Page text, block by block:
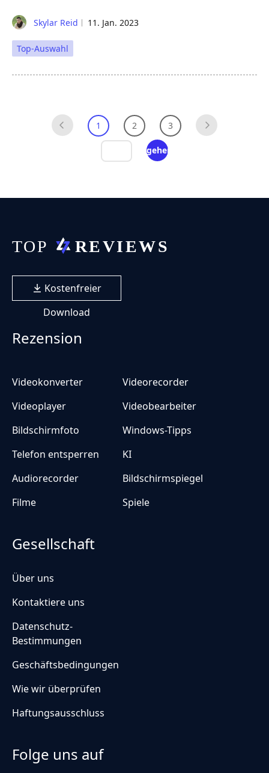
Skylar Reid 11. Jan. 2023
Top-Auswahl
1 2 3
gehen
Kostenfreier
Download
Rezension
Videokonverter
Videorecorder
Videoplayer
Videobearbeiter
Bildschirmfoto
Windows-Tipps
Telefon entsperren
KI
Audiorecorder
Bildschirmspiegel
Filme
Spiele
Gesellschaft
Über uns
Kontaktiere uns
Datenschutz-
Bestimmungen
Geschäftsbedingungen
Wie wir überprüfen
Haftungsausschluss
Folge uns auf